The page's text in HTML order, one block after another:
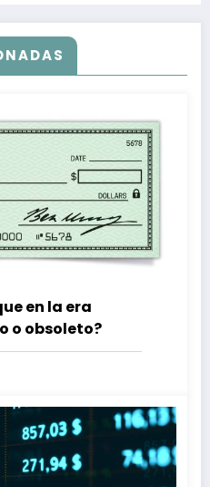
en la era
o obsoleto?